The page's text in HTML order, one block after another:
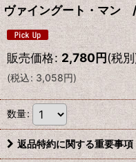
ヴァイングート・マ
販売価格: 2,780円(税
(税込: 3,058円)
数量:
返品特約に関する重要事項